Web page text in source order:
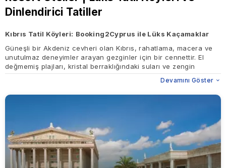
Dinlendirici Tatiller
Kıbrıs Tatil Köyleri: Booking2Cyprus ile Lüks Kaçamaklar
Güneşli bir Akdeniz cevheri olan Kıbrıs, rahatlama, macera ve
unutulmaz deneyimler arayan gezginler için bir cennettir. El
değmemiş plajları, kristal berraklığındaki suları ve zengin
kültürel mirasıyla tanınan ada, dünya standartlarında çok çeşitli
tatil köylerine ev sahipliği yapmaktadır. İster bir aile tatili, ister
romantik bir kaçış ya da tek başınıza bir inziva planlıyor olun,
göre uyarlanmış mükemmel tesisi bulmanızı sağlayarak
konaklamanızı gerçekten olağanüstü hale getirir.
Neden Kıbrıs'ta Bir Tatil Köyü Seçmelisiniz?
Kıbrıs tatil köyleri lüks, konfor ve rahatlığın eşsiz bir
Devamını Göster